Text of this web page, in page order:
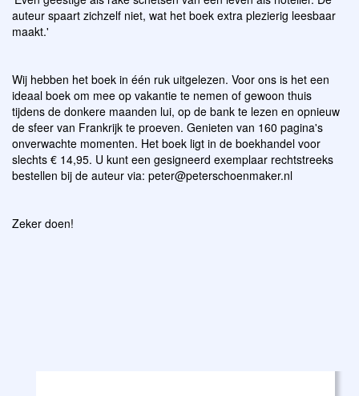
auteur spaart zichzelf niet, wat het boek extra plezierig leesbaar
maakt.'
Wij hebben het boek in één ruk uitgelezen. Voor ons is het een
ideaal boek om mee op vakantie te nemen of gewoon thuis
tijdens de donkere maanden lui, op de bank te lezen en opnieuw
de sfeer van Frankrijk te proeven. Genieten van 160 pagina's
onverwachte momenten. Het boek ligt in de boekhandel voor
slechts € 14,95. U kunt een gesigneerd exemplaar rechtstreeks
bestellen bij de auteur via: peter@peterschoenmaker.nl
Zeker doen!